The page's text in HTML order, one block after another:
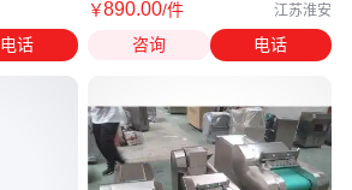
电话
￥890.00/件 江苏淮安
咨询 电话